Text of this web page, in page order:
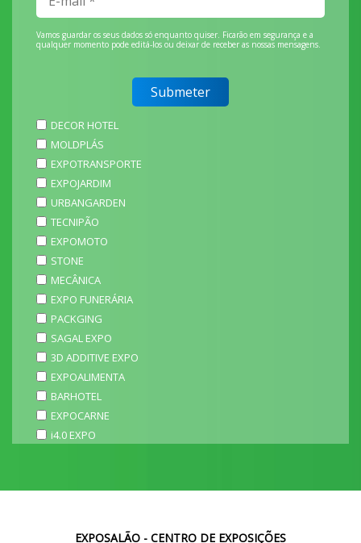
Vamos guardar os seus dados só enquanto quiser. Ficarão em segurança e a
qualquer momento pode editá-los ou deixar de receber as nossas mensagens.
DECOR HOTEL
MOLDPLÁS
EXPOTRANSPORTE
EXPOJARDIM
URBANGARDEN
TECNIPÃO
EXPOMOTO
STONE
MECÂNICA
EXPO FUNERÁRIA
PACKGING
SAGAL EXPO
3D ADDITIVE EXPO
EXPOALIMENTA
BARHOTEL
EXPOCARNE
i4.0 EXPO
EXPOSALÃO - CENTRO DE EXPOSIÇÕES